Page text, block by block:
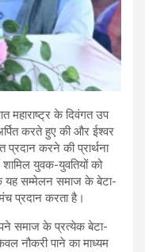
के दिवंगत उप
करते हुए की और ईश्वर
करने की प्रार्थना
युवक-युवतियों को
यह सम्मेलन समाज के बेटा-
प्रदान करता है।
समाज के प्रत्येक बेटा-
नौकरी पाने का माध्यम